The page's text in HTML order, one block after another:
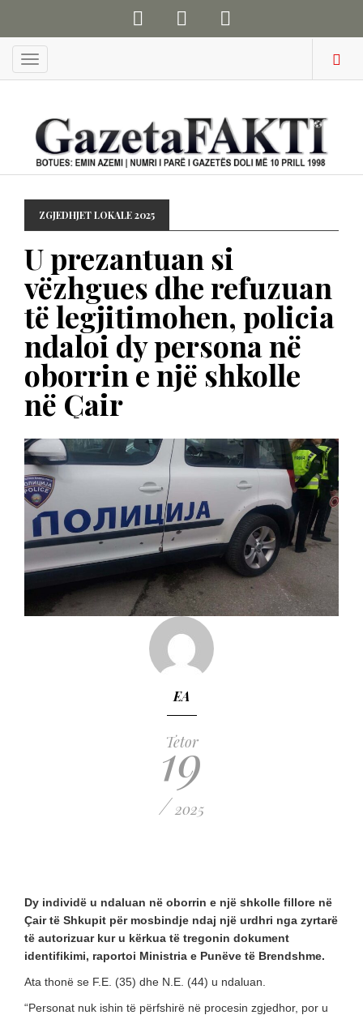
Menu
ZGJEDHJET LOKALE 2025
U prezantuan si
vëzhgues dhe refuzuan
të legjitimohen, policia
ndaloi dy persona në
oborrin e një shkolle
në Çair
EA
Tetor
19
/ 2025
Dy individë u ndaluan në oborrin e një shkolle fillore në
Çair të Shkupit për mosbindje ndaj një urdhri nga zyrtarë
të autorizuar kur u kërkua të tregonin dokument
identifikimi, raportoi Ministria e Punëve të Brendshme.
Ata thonë se F.E. (35) dhe N.E. (44) u ndaluan.
“Personat nuk ishin të përfshirë në procesin zgjedhor, por u